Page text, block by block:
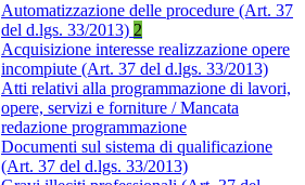
Automatizzazione delle procedure (Art. 37
del d.lgs. 33/2013) 2
Acquisizione interesse realizzazione opere
incompiute (Art. 37 del d.lgs. 33/2013)
Atti relativi alla programmazione di lavori,
opere, servizi e forniture / Mancata
redazione programmazione
Documenti sul sistema di qualificazione
(Art. 37 del d.lgs. 33/2013)